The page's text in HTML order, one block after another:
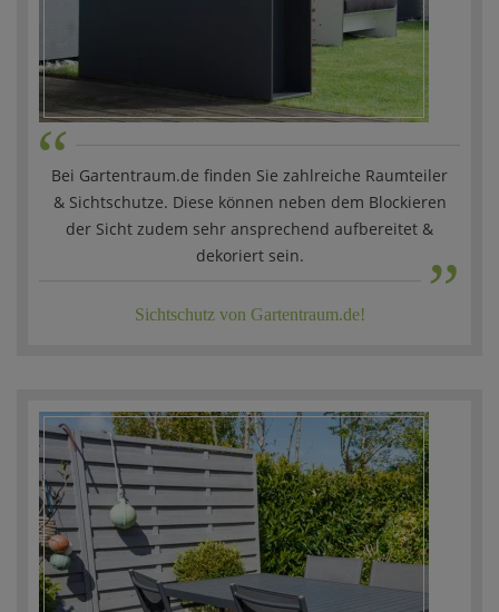
“Bei Gartentraum.de finden Sie zahlreiche Raumteiler
& Sichtschutze. Diese können neben dem Blockieren
der Sicht zudem sehr ansprechend aufbereitet &
dekoriert sein.
„
Sichtschutz von Gartentraum.de!